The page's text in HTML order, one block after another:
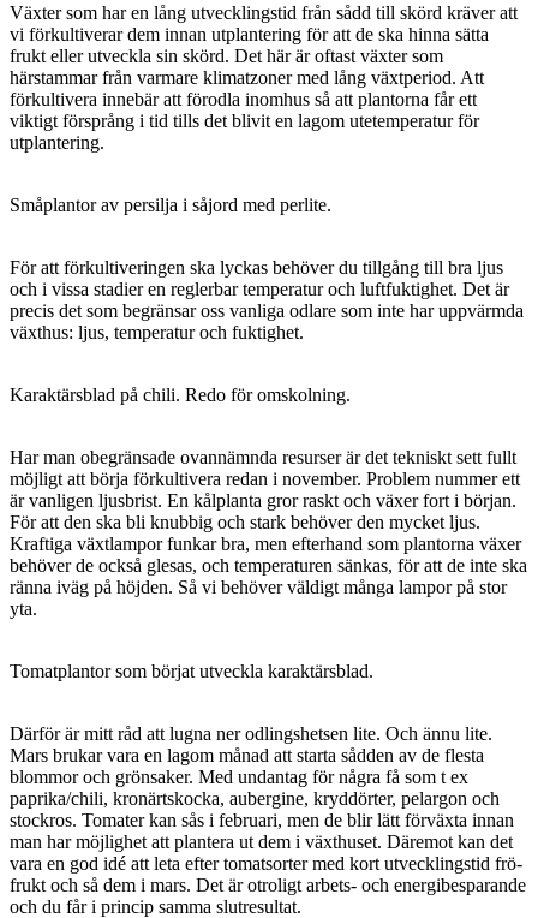
Växter som har en lång utvecklingstid från sådd till skörd kräver att
vi förkultiverar dem innan utplantering för att de ska hinna sätta
frukt eller utveckla sin skörd. Det här är oftast växter som
härstammar från varmare klimatzoner med lång växtperiod. Att
förkultivera innebär att förodla inomhus så att plantorna får ett
viktigt försprång i tid tills det blivit en lagom utetemperatur för
utplantering.
Småplantor av persilja i såjord med perlite.
För att förkultiveringen ska lyckas behöver du tillgång till bra ljus
och i vissa stadier en reglerbar temperatur och luftfuktighet. Det är
precis det som begränsar oss vanliga odlare som inte har uppvärmda
växthus: ljus, temperatur och fuktighet.
Karaktärsblad på chili. Redo för omskolning.
Har man obegränsade ovannämnda resurser är det tekniskt sett fullt
möjligt att börja förkultivera redan i november. Problem nummer ett
är vanligen ljusbrist. En kålplanta gror raskt och växer fort i början.
För att den ska bli knubbig och stark behöver den mycket ljus.
Kraftiga växtlampor funkar bra, men efterhand som plantorna växer
behöver de också glesas, och temperaturen sänkas, för att de inte ska
ränna iväg på höjden. Så vi behöver väldigt många lampor på stor
yta.
Tomatplantor som börjat utveckla karaktärsblad.
Därför är mitt råd att lugna ner odlingshetsen lite. Och ännu lite.
Mars brukar vara en lagom månad att starta sådden av de flesta
blommor och grönsaker. Med undantag för några få som t ex
paprika/chili, kronärtskocka, aubergine, kryddörter, pelargon och
stockros. Tomater kan sås i februari, men de blir lätt förväxta innan
man har möjlighet att plantera ut dem i växthuset. Däremot kan det
vara en god idé att leta efter tomatsorter med kort utvecklingstid frö-
frukt och så dem i mars. Det är otroligt arbets- och energibesparande
och du får i princip samma slutresultat.